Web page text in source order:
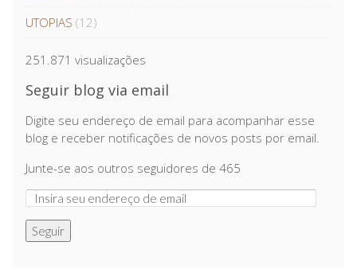
UTOPIAS (12)
251.871 visualizações
Seguir blog via email
Digite seu endereço de email para acompanhar esse
blog e receber notificações de novos posts por email.
Junte-se aos outros seguidores de 465
Seguir